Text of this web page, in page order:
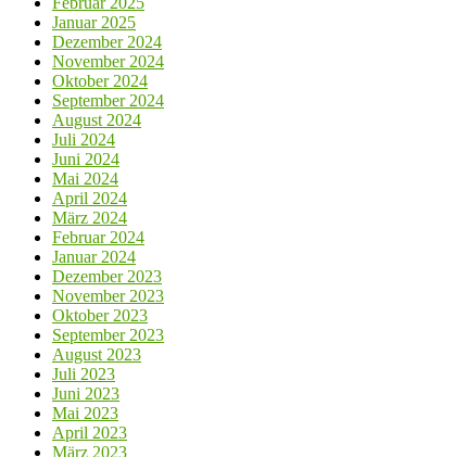
Januar 2025
Dezember 2024
November 2024
Oktober 2024
September 2024
August 2024
Juli 2024
Juni 2024
Mai 2024
April 2024
März 2024
Februar 2024
Januar 2024
Dezember 2023
November 2023
Oktober 2023
September 2023
August 2023
Juli 2023
Juni 2023
Mai 2023
April 2023
März 2023